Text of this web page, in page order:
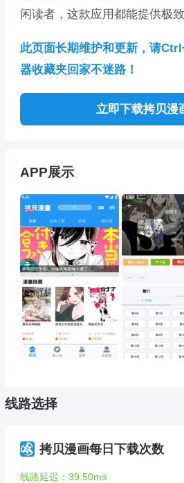
闲读者，这款应用都能提供极致
此页面长期维护和更新，请
器收藏夹回家不迷路！
立即下载拷贝漫
APP展示
线路选择
拷贝漫画每日下载次数
线路延迟：39.50ms